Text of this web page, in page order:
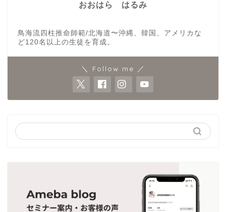
おおはら はるみ
鳥海流四柱推命師範/北海道〜沖縄、韓国、アメリカな
ど120名以上の生徒を育成。
＼ Follow me ／